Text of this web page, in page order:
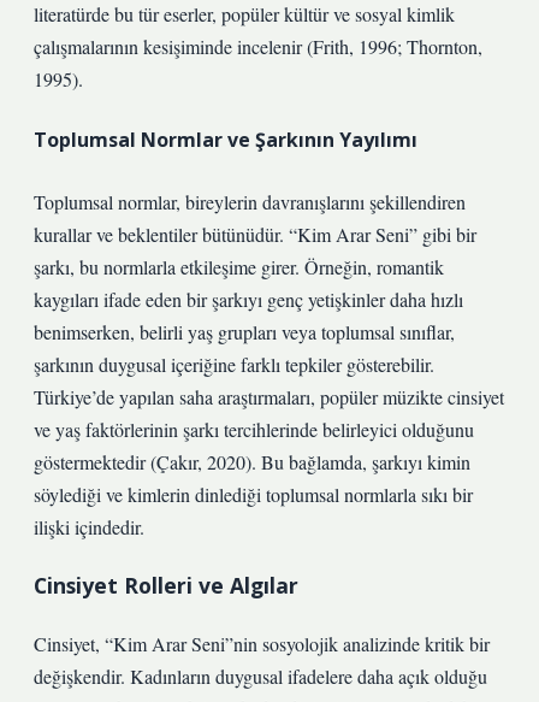
literatürde bu tür eserler, popüler kültür ve sosyal kimlik
çalışmalarının kesişiminde incelenir (Frith, 1996; Thornton,
1995).
Toplumsal Normlar ve Şarkının Yayılımı
Toplumsal normlar, bireylerin davranışlarını şekillendiren
kurallar ve beklentiler bütünüdür. “Kim Arar Seni” gibi bir
şarkı, bu normlarla etkileşime girer. Örneğin, romantik
kaygıları ifade eden bir şarkıyı genç yetişkinler daha hızlı
benimserken, belirli yaş grupları veya toplumsal sınıflar,
şarkının duygusal içeriğine farklı tepkiler gösterebilir.
Türkiye’de yapılan saha araştırmaları, popüler müzikte cinsiyet
ve yaş faktörlerinin şarkı tercihlerinde belirleyici olduğunu
göstermektedir (Çakır, 2020). Bu bağlamda, şarkıyı kimin
söylediği ve kimlerin dinlediği toplumsal normlarla sıkı bir
ilişki içindedir.
Cinsiyet Rolleri ve Algılar
Cinsiyet, “Kim Arar Seni”nin sosyolojik analizinde kritik bir
değişkendir. Kadınların duygusal ifadelere daha açık olduğu